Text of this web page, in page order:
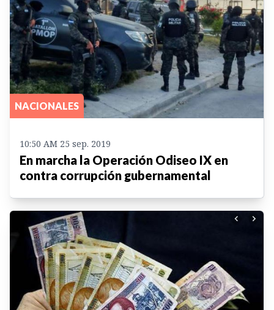
NACIONALES
10:50 AM 25 sep. 2019
En marcha la Operación Odiseo IX en
contra corrupción gubernamental